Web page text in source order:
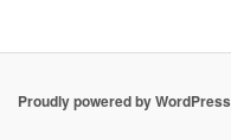
Proudly powered by WordPress